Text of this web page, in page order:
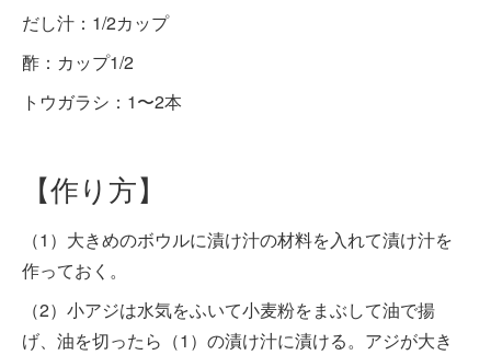
だし汁：1/2カップ
酢：カップ1/2
トウガラシ：1〜2本
【作り方】
（1）大きめのボウルに漬け汁の材料を入れて漬け汁を
作っておく。
（2）小アジは水気をふいて小麦粉をまぶして油で揚
げ、油を切ったら（1）の漬け汁に漬ける。アジが大き